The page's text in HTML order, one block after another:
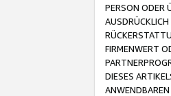
PERSON ODER
FIRMENWERT
DIESES